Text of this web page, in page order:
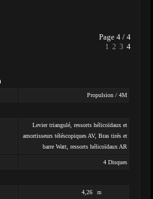
Page 4 / 4
1 2 3 4
Propulsion / 4M
Levier triangulé, ressorts hélicoïdaux et
amortisseurs téléscopiques AV, Bras tirés et
barre Watt, ressorts hélicoïdaux AR
4 Disques
4,26 m